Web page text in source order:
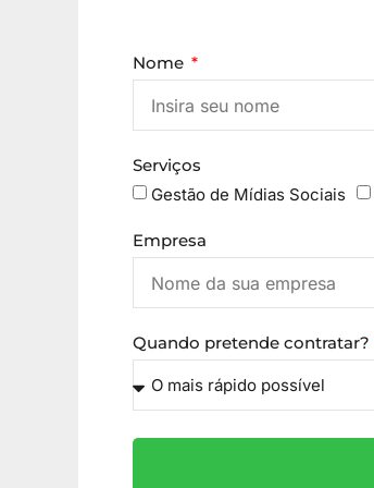
Nome
Serviços
Gestão de Mídias Sociais
Empresa
Quando pretende contratar?